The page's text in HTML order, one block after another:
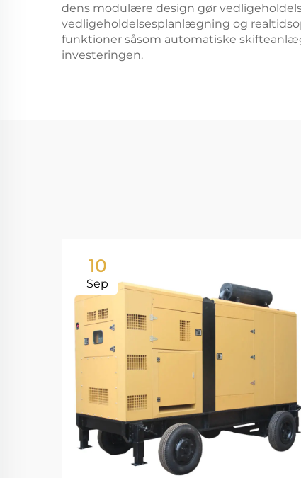
dens modulære design gør
vedligeholdelsesplanlægning og
funktioner såsom automatiske
investeringen.
10
Sep